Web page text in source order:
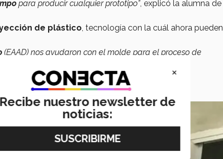
para producir cualquier prototipo”, explicó la alumna de
de plástico , tecnología con la cuál ahora pueden
(EAAD) nos ayudaron con el molde para el proceso de
taller de la ciudad”, señaló Lomelí. ×
Recibe nuestro newsletter de
noticias: